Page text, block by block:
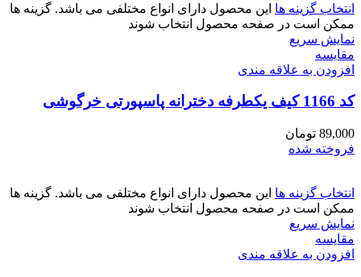
انتخاب گزینه ها این محصول دارای انواع مختلفی می باشد. گزینه ها
ممکن است در صفحه محصول انتخاب شوند
نمایش سریع
مقايسه
افزودن به علاقه مندی
کد 1166 کیف یکطرفه دخترانه پاسپورتی خرگوشی
89,000 تومان
فروخته شده
انتخاب گزینه ها این محصول دارای انواع مختلفی می باشد. گزینه ها
ممکن است در صفحه محصول انتخاب شوند
نمایش سریع
مقايسه
افزودن به علاقه مندی